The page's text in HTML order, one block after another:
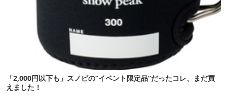
「2,000円以下も」スノピの“イベント限定品”だったコレ、まだ買
えました！